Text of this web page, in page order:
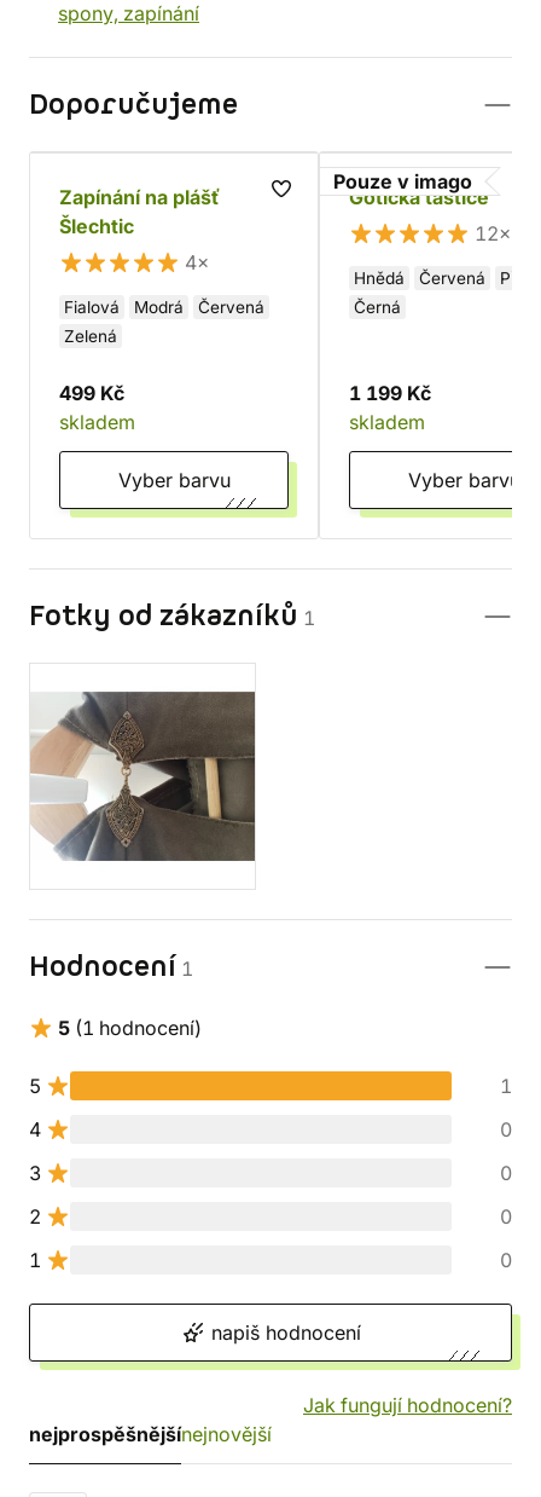
spony, zapínání
Doporučujeme
Zapínání na plášť
Šlechtic
4×
Fialová Modrá
Červená
Zelená
499 Kč
skladem
Vyber barvu
Pouze v imago
Gotická taštice
12×
Hnědá Červená
Černá
1 199 Kč
skladem
Vyber barvu
Fotky od zákazníků 1
Hodnocení 1
5 (1 hodnocení)
5
1
4
0
3
0
2
0
1
0
napiš hodnocení
Jak fungují hodnocení?
nejprospěšnějšínejnovější